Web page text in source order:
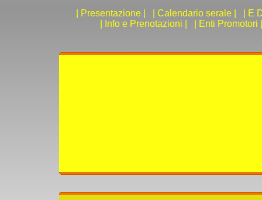
| Presentazione | | Calendario serale |
| E
| Info e Prenotazioni |
| Enti Promotori